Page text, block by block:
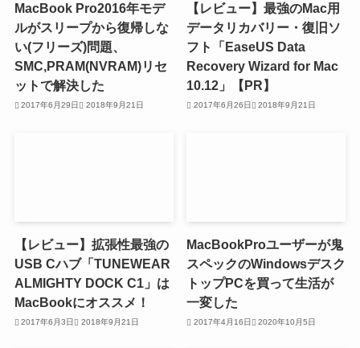
MacBook Pro2016年モデ
ルがスリープから復帰しな
い(フリーズ)問題、
SMC,PRAM(NVRAM)リセ
ットで解決した
2017年6月29日 2018年9月21日
【レビュー】最強のMac用
データリカバリー・復旧ソ
フト「EaseUS Data
Recovery Wizard for Mac
10.12」【PR】
2017年6月26日 2018年9月21日
【レビュー】拡張性最強の
USB Cハブ「TUNEWEAR
ALMIGHTY DOCK C1」は
MacBookにオススメ！
2017年6月3日 2018年9月21日
MacBookProユーザーが鬼
スペックのWindowsデスク
トップPCを買って生活が
一変した
2017年4月16日 2020年10月5日